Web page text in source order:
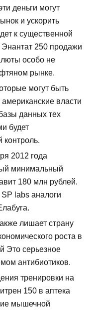
деньги могут
и ускорить
к существенной
Энантат 250 продажи
особо не
рынке.
могут быть
власти
данных тех
будет
2012 года
минимальный
180 млн рублей.
labs аналоги
лишает страну
роста в
Это серьезное
антибиотиков.
тренировки на
150 в аптека
мышечной